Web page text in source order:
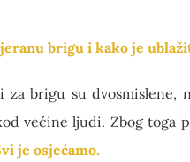
brigu i kako je
za brigu su dvosmislene,
većine ljudi. Zbog toga
je osjećamo.